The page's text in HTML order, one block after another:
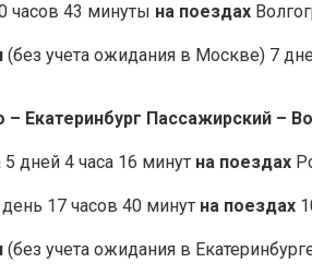
часов 43 минуты на поездах
(без учета ожидания в Москве) 7
– Екатеринбург Пассажирский –
5 дней 4 часа 16 минут на поездах
17 часов 40 минут на поездах
(без учета ожидания в